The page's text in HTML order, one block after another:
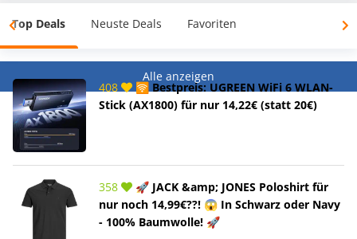
Top Deals Neuste Deals Favoriten
Alle anzeigen
408
🛜 Bestpreis: UGREEN WiFi 6 WLAN-
Stick (AX1800) für nur 14,22€ (statt 20€)
358
🚀 JACK &amp; JONES Poloshirt für
nur noch 14,99€??! 😱 In Schwarz oder Navy
- 100% Baumwolle! 🚀